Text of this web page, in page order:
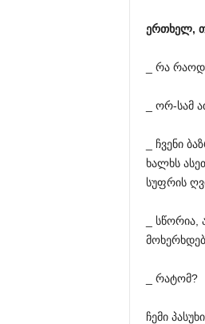
ერთხელ,
_ რა
_ ორ-სამ
_ ჩვენი
ხალხს
სუფრის
_
_ რატომ?
ჩემი